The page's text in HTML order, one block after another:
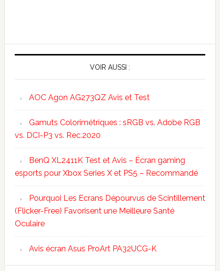
VOIR AUSSI :
AOC Agon AG273QZ Avis et Test
Gamuts Colorimétriques : sRGB vs. Adobe RGB
vs. DCI-P3 vs. Rec.2020
BenQ XL2411K Test et Avis – Écran gaming
esports pour Xbox Series X et PS5 – Recommandé
Pourquoi Les Ecrans Dépourvus de Scintillement
(Flicker-Free) Favorisent une Meilleure Santé
Oculaire
Avis écran Asus ProArt PA32UCG-K